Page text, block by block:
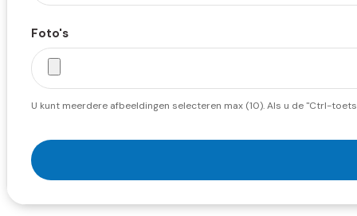
Foto's
U kunt meerdere afbeeldingen selecteren max (10). Als u de "Ctrl-